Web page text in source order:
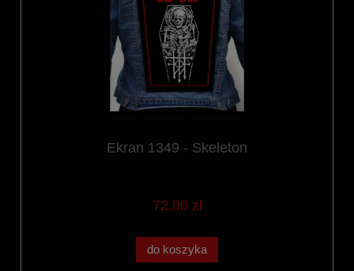
Ekran 1349 - Skeleton
72,00 zł
do koszyka